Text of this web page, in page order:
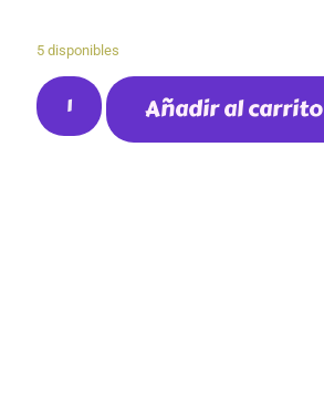
5 disponibles
Añadir al carrito